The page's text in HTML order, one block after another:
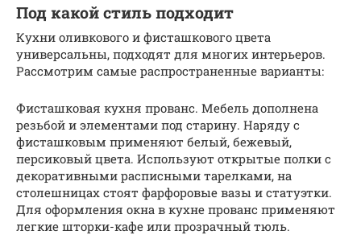
Под какой стиль подходит
Кухни оливкового и фисташкового цвета
универсальны, подходят для многих интерьеров.
Рассмотрим самые распространенные варианты:
Фисташковая кухня прованс. Мебель дополнена
резьбой и элементами под старину. Наряду с
фисташковым применяют белый, бежевый,
персиковый цвета. Используют открытые полки с
декоративными расписными тарелками, на
столешницах стоят фарфоровые вазы и статуэтки.
Для оформления окна в кухне прованс применяют
легкие шторки-кафе или прозрачный тюль.